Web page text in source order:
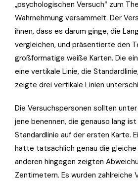
„psychologischen Versuch“ zum
Wahrnehmung versammelt. Der
ihnen, dass es darum ginge, die
vergleichen, und präsentierte den
großformatige weiße Karten. Die
eine vertikale Linie, die
zeigte drei vertikale Linien
Die Versuchspersonen sollten
jene benennen, die genauso lang
Standardlinie auf der ersten Karte.
hatte tatsächlich genau die gleiche
anderen hingegen zeigten
Zentimetern. Es wurden zahlreiche